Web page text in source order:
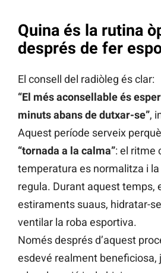
Quina és la rutina
després de fer
El consell del radiòleg és clar:
“El més aconsellable és
minuts abans de dutxar-se”,
Aquest període serveix
“tornada a la calma”: el ritme
temperatura es normalitza i
regula. Durant aquest temps,
estiraments suaus, hidratar-
ventilar la roba esportiva.
Només després d’aquest
esdevé realment beneficiosa,